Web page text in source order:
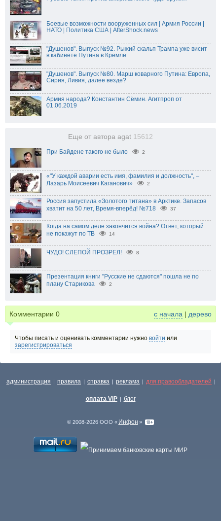
Боевые возможности вооруженных сил | Армия России |
НАТО | Политика США | AfterShock.news
"Душенов". Выпуск №92. Рыжий скальп Трампа уже висит
в кабинете Путина в Кремле
"Душенов". Выпуск №80. Марш коварного Путина: Европа,
Сирия, Ливия, далее везде?
Армия народа? Константин Сёмин. Агитпроп от
01.06.2019
Еще от автора agat 15612
При Байдене такого не было 2
«"У каждой аварии есть имя, фамилия и должность", –
Лазарь Моисеевич Каганович»
2
Россия запустила «Золотого титана» в Арктике. Запасов
хватит на 50 лет, Время-вперёд! №718
37
Когда на самом деле закончится война? Ответ, который
не покажут по ТВ
14
ЧУДО! СЛЕПОЙ ПРОЗРЕЛ! 8
Презентация книги "Русские не сдаются" пошла не по
плану Старикова
2
Комментарии 0 с начала | дерево
Чтобы писать и оценивать комментарии нужно войти или
зарегистрироваться
администрация | правила | справка | реклама | для правообладателей |
оплата VIP | блог
© 2008-2026 ООО « Инфон »